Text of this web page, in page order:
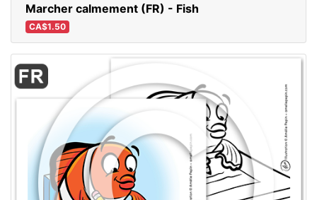
Marcher calmement (FR) - Fish
CA$1.50